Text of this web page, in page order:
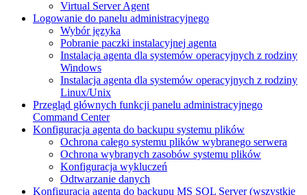
Virtual Server Agent
Logowanie do panelu administracyjnego
Wybór języka
Pobranie paczki instalacyjnej agenta
Instalacja agenta dla systemów operacyjnych z rodziny
Windows
Instalacja agenta dla systemów operacyjnych z rodziny
Linux/Unix
Przegląd głównych funkcji panelu administracyjnego
Command Center
Konfiguracja agenta do backupu systemu plików
Ochrona całego systemu plików wybranego serwera
Ochrona wybranych zasobów systemu plików
Konfiguracja wykluczeń
Odtwarzanie danych
Konfiguracja agenta do backupu MS SQL Server (wszystkie